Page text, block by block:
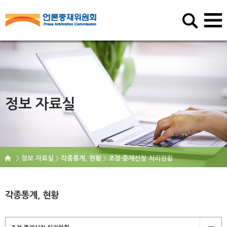
정보 자료실
정보 자료실 각종통계, 현황 조정·중재신청 처리현황
각종통계, 현황